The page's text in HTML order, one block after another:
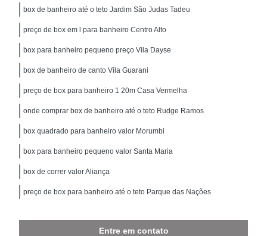
box de banheiro até o teto Jardim São Judas Tadeu
preço de box em l para banheiro Centro Alto
box para banheiro pequeno preço Vila Dayse
box de banheiro de canto Vila Guarani
preço de box para banheiro 1 20m Casa Vermelha
onde comprar box de banheiro até o teto Rudge Ramos
box quadrado para banheiro valor Morumbi
box para banheiro pequeno valor Santa Maria
box de correr valor Aliança
preço de box para banheiro até o teto Parque das Nações
Entre em contato